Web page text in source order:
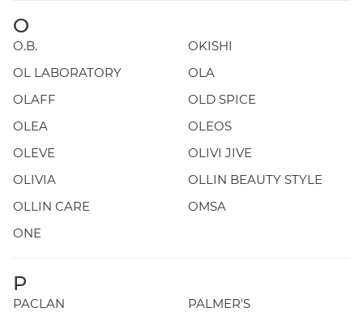
O
O.B.
OKISHI
OL LABORATORY
OLA
OLAFF
OLD SPICE
OLEA
OLEOS
OLEVE
OLIVI JIVE
OLIVIA
OLLIN BEAUTY STYLE
OLLIN CARE
OMSA
ONE
P
PACLAN
PALMER'S